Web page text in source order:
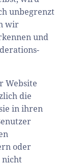
unbegrenzt
wir
und
Website
die
in ihren
oder
nicht